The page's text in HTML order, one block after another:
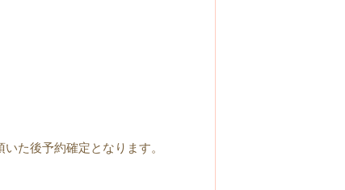
た後予約確定となります。